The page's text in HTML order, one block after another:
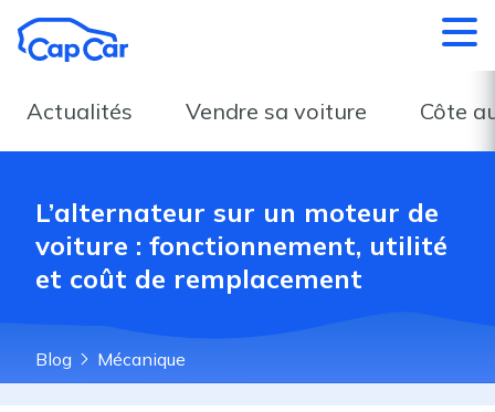
Actualités Vendre sa voiture Côte
L’alternateur sur un moteur de
voiture : fonctionnement, utilité
et coût de remplacement
Blog Mécanique